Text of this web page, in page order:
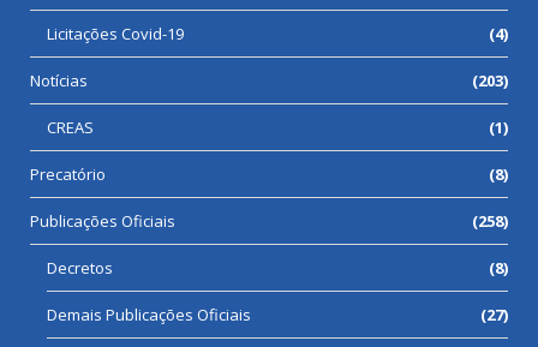
Licitações Covid-19 (4)
Notícias (203)
CREAS (1)
Precatório (8)
Publicações Oficiais (258)
Decretos (8)
Demais Publicações Oficiais (27)